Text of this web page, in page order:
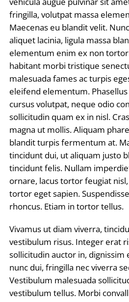
fringilla, volutpat massa
Maecenas eu blandit velit.
aliquet lacinia, ligula massa
elementum enim ex non
habitant morbi tristique
malesuada fames ac turpis
eleifend elementum.
cursus volutpat, neque odio
sollicitudin quam ex in nisl.
magna ut mollis. Aliquam
blandit turpis fermentum at.
tincidunt dui, ut aliquam justo
tincidunt felis. Nullam
ornare, lacus tortor feugiat
tortor eget sapien.
rhoncus. Etiam in tortor tellus.
Vivamus ut diam viverra,
vestibulum risus. Integer erat
sollicitudin auctor in, dignissim
nunc dui, fringilla nec viverra
Vestibulum malesuada
vestibulum tellus. Morbi